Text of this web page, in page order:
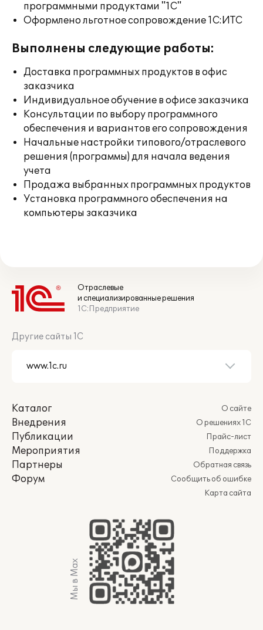
программными продуктами "1С"
Оформлено льготное сопровождение 1С:ИТС
Выполнены следующие работы:
Доставка программных продуктов в офис
заказчика
Индивидуальное обучение в офисе заказчика
Консультации по выбору программного
обеспечения и вариантов его сопровождения
Начальные настройки типового/отраслевого
решения (программы) для начала ведения
учета
Продажа выбранных программных продуктов
Установка программного обеспечения на
компьютеры заказчика
Отраслевые
и специализированные решения
1С:Предприятие
Другие сайты 1С
Каталог
Внедрения
Публикации
Мероприятия
Партнеры
Форум
О сайте
О решениях 1С
Прайс-лист
Поддержка
Обратная связь
Сообщить об ошибке
Карта сайта
Мы в Max